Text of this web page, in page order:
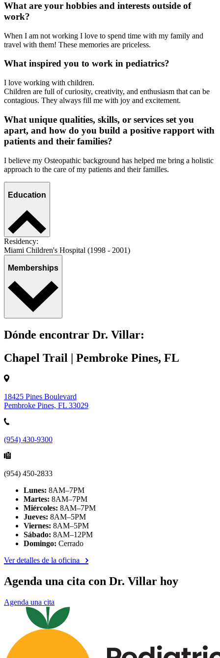
What are your hobbies and interests outside of
work?
When I am not working I love to spend time with my family and
travel with them! These memories are priceless.
What inspired you to work in pediatrics?
I love working with children.
Children are full of curiosity, creativity, and enthusiasm that can be
contagious. They always fill me with joy and excitement.
What unique qualities, skills, or services set you
apart, and how do you build a positive rapport with
patients and their families?
I believe my Osteopathic background has helped me bring a holistic
approach to the care of my patients and their familles.
Education
Residency:
Miami Children's Hospital (1998 - 2001)
Memberships
Dónde encontrar Dr. Villar:
Chapel Trail | Pembroke Pines, FL
18425 Pines Boulevard
Pembroke Pines, FL 33029
(954) 430-9300
(954) 450-2833
Lunes: 8AM–7PM
Martes: 8AM–7PM
Miércoles: 8AM–7PM
Jueves: 8AM–5PM
Viernes: 8AM–5PM
Sábado: 8AM–12PM
Domingo: Cerrado
Ver detalles de la oficina
Agenda una cita con Dr. Villar hoy
Agenda una cita